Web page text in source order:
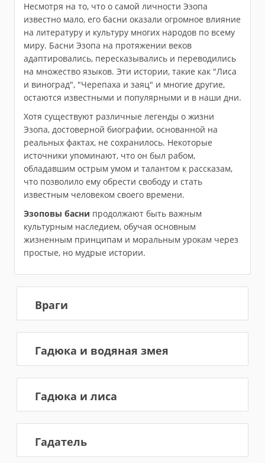
Несмотря на то, что о самой личности Эзопа
известно мало, его басни оказали огромное влияние
на литературу и культуру многих народов по всему
миру. Басни Эзопа на протяжении веков
адаптировались, пересказывались и переводились
на множество языков. Эти истории, такие как "Лиса
и виноград", "Черепаха и заяц" и многие другие,
остаются известными и популярными и в наши дни.
Хотя существуют различные легенды о жизни
Эзопа, достоверной биографии, основанной на
реальных фактах, не сохранилось. Некоторые
источники упоминают, что он был рабом,
обладавшим острым умом и талантом к рассказам,
что позволило ему обрести свободу и стать
известным человеком своего времени.
Эзоповы басни продолжают быть важным
культурным наследием, обучая основным
жизненным принципам и моральным урокам через
простые, но мудрые истории.
Враги
Гадюка и водяная змея
Гадюка и лиса
Гадатель